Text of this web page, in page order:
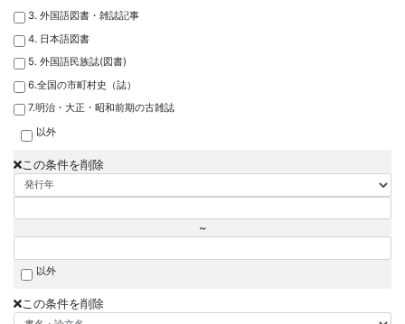
3. 外国語図書・雑誌記事
4. 日本語図書
5. 外国語民族誌(図書)
6.全国の市町村史（誌）
7.明治・大正・昭和前期の古雑誌
以外
この条件を削除
~
以外
この条件を削除